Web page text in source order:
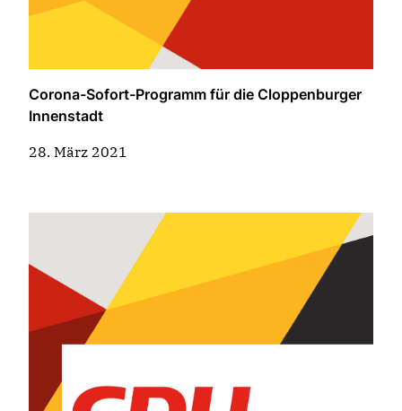
Corona-Sofort-Programm für die Cloppenburger
Innenstadt
28. März 2021